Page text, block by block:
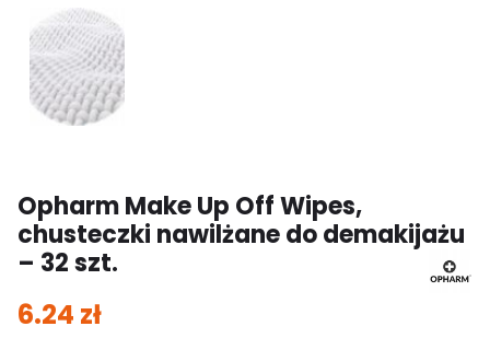
Opharm Make Up Off Wipes,
chusteczki nawilżane do demakijażu
– 32 szt.
6.24 zł